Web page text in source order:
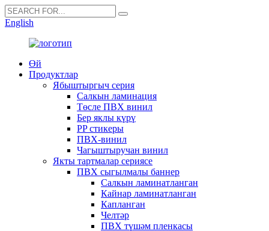
English
Өй
Продуктлар
Ябыштыргыч серия
Салкын ламинация
Төсле ПВХ винил
Бер яклы күрү
PP стикеры
ПВХ-винил
Чагыштыручан винил
Якты тартмалар сериясе
ПВХ сыгылмалы баннер
Салкын ламинатланган
Кайнар ламинатланган
Капланган
Челтәр
ПВХ түшәм пленкасы